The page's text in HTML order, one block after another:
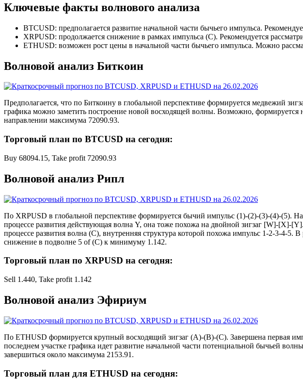
Ключевые факты волнового анализа
BTCUSD: предполагается развитие начальной части бычьего импульса.
XRPUSD: продолжается снижение в рамках импульса (C). Рекомендуется
ETHUSD: возможен рост цены в начальной части бычьего импульса. Можно
Волновой анализ Биткоин
Предполагается, что по Биткоину в глобальной перспективе формируется медвежий
графика можно заметить построение новой восходящей волны. Возможно, формируется
направлении максимума 72090.93.
Торговый план по BTCUSD на сегодня:
Buy 68094.15, Take profit 72090.93
Волновой анализ Рипл
По XRPUSD в глобальной перспективе формируется бычий импульс (1)-(2)-(3)-(4)-(5).
процессе развития действующая волна Y, она тоже похожа на двойной зигзаг [W]-
процессе развития волна (С), внутренняя структура которой похожа импульс 1-2-3-4-
снижение в подволне 5 of (C) к минимуму 1.142.
Торговый план по XRPUSD на сегодня:
Sell 1.440, Take profit 1.142
Волновой анализ Эфириум
По ETHUSD формируется крупный восходящий зигзаг (A)-(B)-(C). Завершена первая
последнем участке графика идет развитие начальной части потенциальной бычьей
завершиться около максимума 2153.91.
Торговый план для ETHUSD на сегодня: